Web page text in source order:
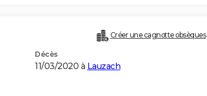
Créer une cagnotte obsèques
Décès
11/03/2020 à Lauzach